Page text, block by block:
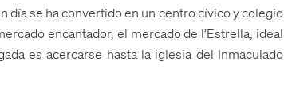
día se ha convertido en un centro cívico y colegio
encantador, el mercado de l’Estrella, ideal
es acercarse hasta la iglesia del Inmaculado